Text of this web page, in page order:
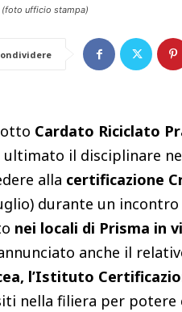
ufficio stampa)
Cardato Riciclato
ultimato il disciplinare
alla certificazione
durante un
nei locali di Prisma in
anche il
l’Istituto
nella filiera per potere